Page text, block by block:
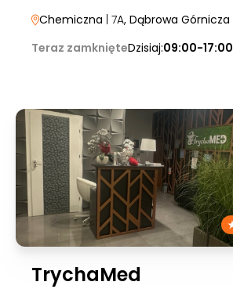
Chemiczna | 7A, Dąbrowa Górnicza
Teraz zamknięteDzisiaj:09:00-17:00
TrychaMed